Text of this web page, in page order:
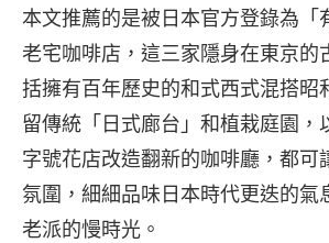
本文推薦的是被日本官方登錄為「
老宅咖啡店，這三家隱身在東京的
括擁有百年歷史的和式西式混搭昭
留傳統「日式廊台」和植栽庭園，
字號花店改造翻新的咖啡廳，都可
氛圍，細細品味日本時代更迭的氣
老派的慢時光。